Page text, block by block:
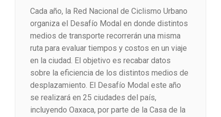
Cada año, la Red Nacional de Ciclismo Urbano
organiza el Desafío Modal en donde distintos
medios de transporte recorrerán una misma
ruta para evaluar tiempos y costos en un viaje
en la ciudad. El objetivo es recabar datos
sobre la eficiencia de los distintos medios de
desplazamiento. El Desafío Modal este año
se realizará en 25 ciudades del país,
incluyendo Oaxaca, por parte de la Casa de la